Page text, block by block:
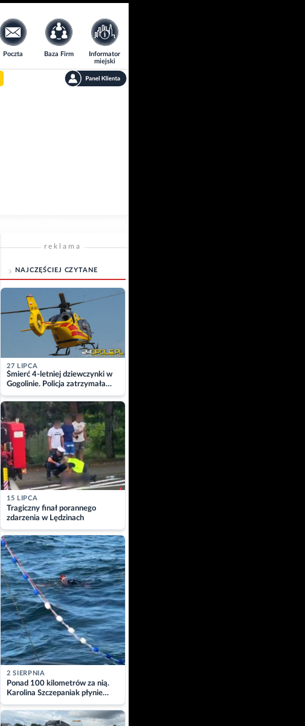
Poczta Baza Firm
Informator
miejski
reklama
NAJCZĘŚCIEJ CZYTANE
27 LIPCA
Śmierć 4-letniej dziewczynki w
Gogolinie. Policja zatrzymała
matkę
15 LIPCA
Tragiczny finał porannego
zdarzenia w Lędzinach
2 SIERPNIA
Ponad 100 kilometrów za nią.
Karolina Szczepaniak płynie
przez Bałtyk dla Piotra.
Aktualizacja